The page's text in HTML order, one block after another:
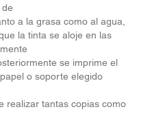
a la grasa como al agua,
la tinta se aloje en las
se imprime el
o soporte elegido
realizar tantas copias como